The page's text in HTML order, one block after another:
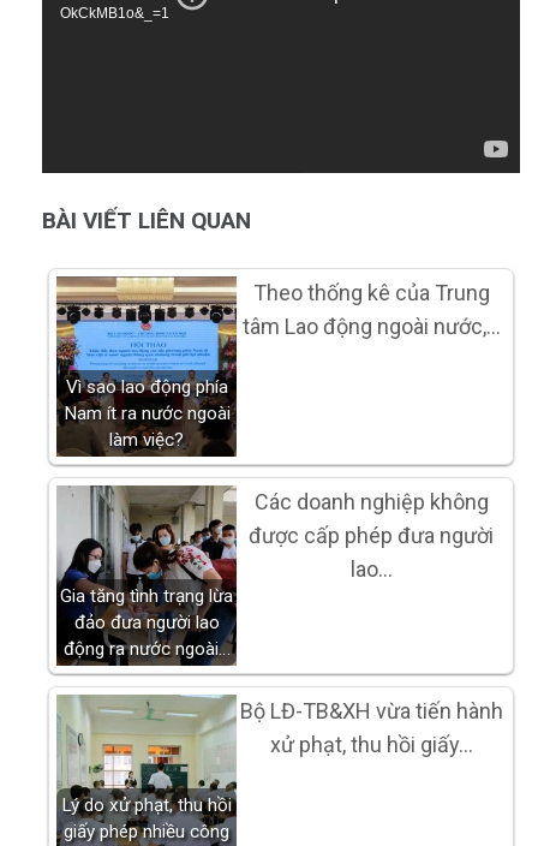
OkCkMB1o&_=1
BÀI VIẾT LIÊN QUAN
Vì sao lao động phía
Nam ít ra nước ngoài
làm việc?
Theo thống kê của Trung
tâm Lao động ngoài nước,…
Gia tăng tình trạng lừa
đảo đưa người lao
động ra nước ngoài…
Các doanh nghiệp không
được cấp phép đưa người
lao…
Lý do xử phạt, thu hồi
giấy phép nhiều công
Bộ LĐ-TB&XH vừa tiến hành
xử phạt, thu hồi giấy…